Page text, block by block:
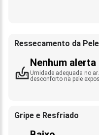
Ressecamento da Pele
Nenhum alerta
Umidade adequada no
desconforto na pele
Gripe e Resfriado